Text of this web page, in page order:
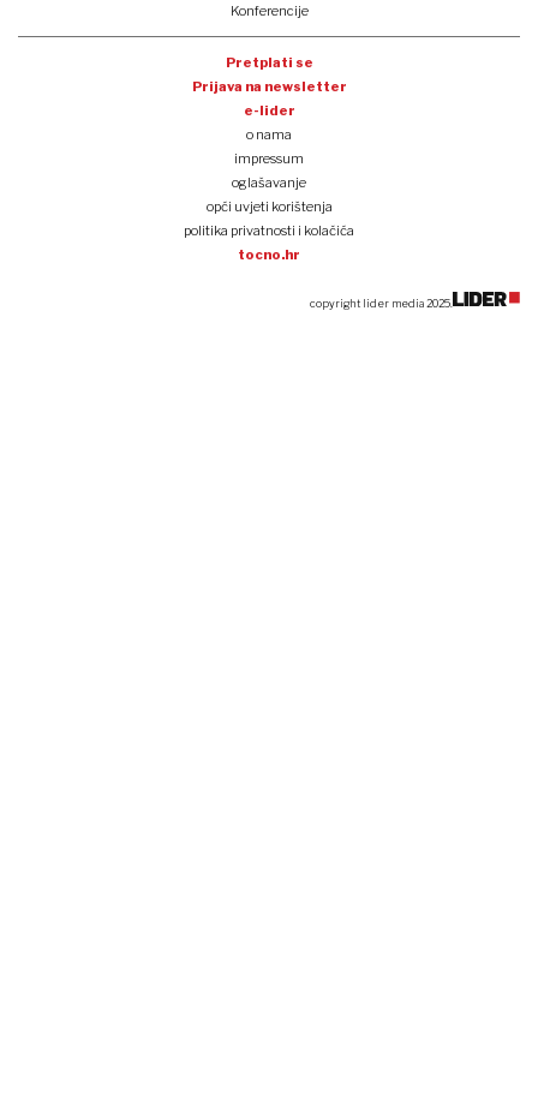
Konferencije
Pretplati se
Prijava na newsletter
e-lider
o nama
impressum
oglašavanje
opći uvjeti korištenja
politika privatnosti i kolačića
tocno.hr
copyright lider media 2025.